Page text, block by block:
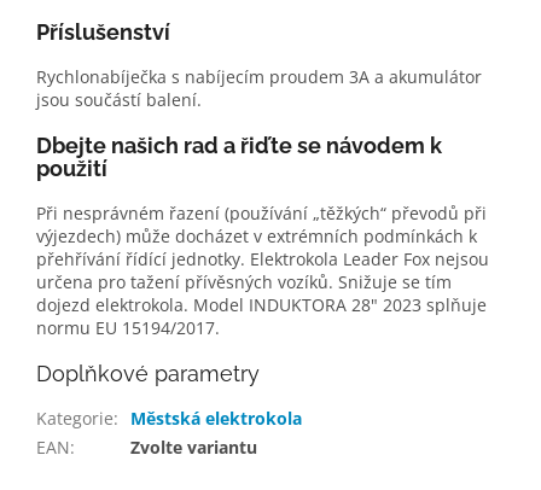
Příslušenství
Rychlonabíječka s nabíjecím proudem 3A a akumulátor
jsou součástí balení.
Dbejte našich rad a řiďte se návodem k
použití
Při nesprávném řazení (používání „těžkých“ převodů při
výjezdech) může docházet v extrémních podmínkách k
přehřívání řídící jednotky. Elektrokola Leader Fox nejsou
určena pro tažení přívěsných vozíků. Snižuje se tím
dojezd elektrokola. Model INDUKTORA 28" 2023 splňuje
normu EU 15194/2017.
Doplňkové parametry
Kategorie:
Městská elektrokola
EAN: Zvolte variantu